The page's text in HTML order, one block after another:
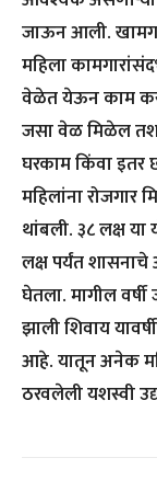
जाऊन आली.
महिला
वेळेत येऊन काम
जसा वेळ मिळेल
घरकाम किंवा इतर
महिलांना रोजगार
थांबली. ३८ लक्ष
लक्ष पर्यंत
घेतला. मागील
झाली शिवाय
आहे. यातून अनेक
ठरवलेली यशस्वी